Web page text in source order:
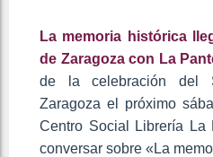
La memoria histórica
de Zaragoza con La
de la celebración del
Zaragoza el próximo
Centro Social Librería La
conversar sobre «La